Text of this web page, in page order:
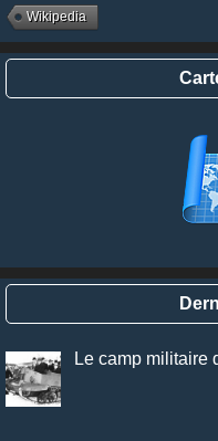
Wikipedia
Le camp militaire